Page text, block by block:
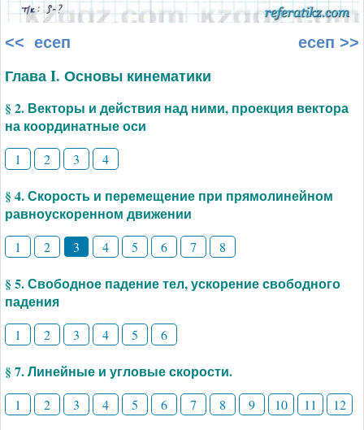
<< есеп есеп >>
Глава I. Основы кинематики
§ 2. Векторы и действия над ними, проекция вектора
на координатные оси
1 2 3 4
§ 4. Скорость и перемещение при прямолинейном
равноускоренном движении
1 2 3 4 5 6 7 8
§ 5. Свободное падение тел, ускорение свободного
падения
1 2 3 4 5 6
§ 7. Линейные и угловые скорости.
1 2 3 4 5 6 7 8 9 10 11 12